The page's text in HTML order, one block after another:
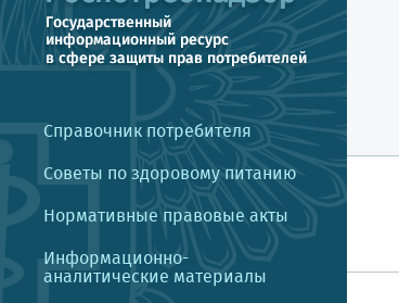
Справочник потребителя
Советы по здоровому питанию
Нормативные правовые акты
Информационно-
аналитические материалы